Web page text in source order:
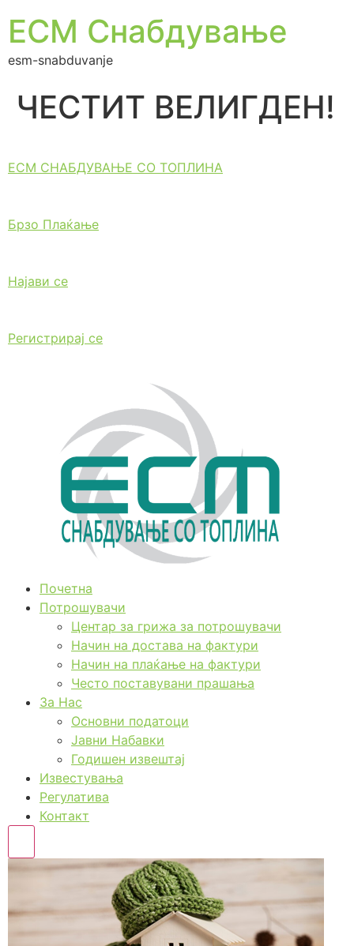
ЕСМ Снабдување
esm-snabduvanje
ЧЕСТИТ ВЕЛИГДЕН!
ЕСМ СНАБДУВАЊЕ СО ТОПЛИНА
Брзо Плаќање
Најави се
Регистрирај се
Почетна
Потрошувачи
Центар за грижа за потрошувачи
Начин на достава на фактури
Начин на плаќање на фактури
Често поставувани прашања
За Нас
Основни податоци
Јавни Набавки
Годишен извештај
Известувања
Регулатива
Контакт